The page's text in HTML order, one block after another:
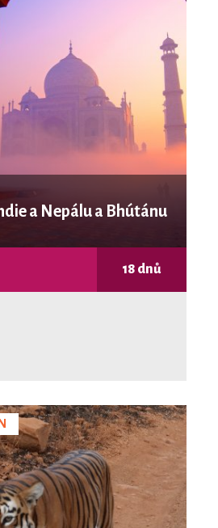
a Nepálu a Bhútánu
18 dnů